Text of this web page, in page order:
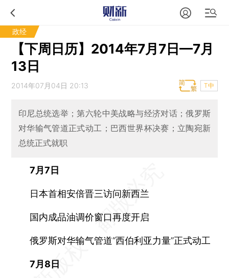
政经
【下周日历】2014年7月7日—7月
13日
2014年07月04日 20:13 T中
印尼总统选举；第六轮中美战略与经济对话；俄罗斯
对华输气管道正式动工；巴西世界杯决赛；立陶宛新
总统正式就职
7月7日
日本首相安倍晋三访问新西兰
国内成品油调价窗口再度开启
俄罗斯对华输气管道“西伯利亚力量”正式动工
7月8日